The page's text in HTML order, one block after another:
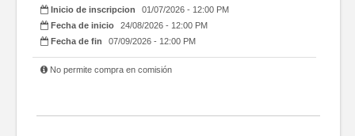
Inicio de inscripcion
01/07/2026 - 12:00 PM
Fecha de inicio
24/08/2026 - 12:00 PM
Fecha de fin
07/09/2026 - 12:00 PM
No permite compra en comisión